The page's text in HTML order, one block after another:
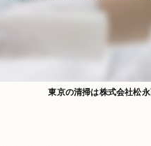
東京の清掃は株式会社松